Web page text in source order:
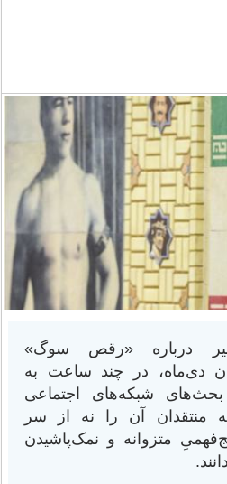
درباره «رقص سوگ»
دی‌ماه، در چند ساعت به
بحث‌های شبکه‌های اجتماعی
منتقدان آن را نه از سر
متزوانه و نمک‌پاشیدن